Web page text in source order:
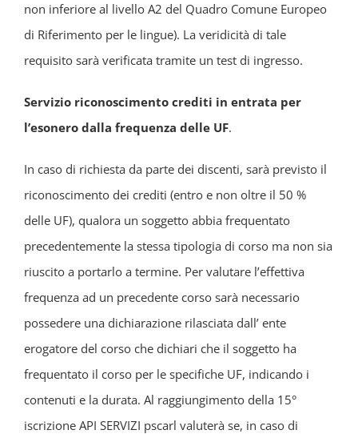
non inferiore al livello A2 del Quadro Comune Europeo
di Riferimento per le lingue). La veridicità di tale
requisito sarà verificata tramite un test di ingresso.
Servizio riconoscimento crediti in entrata per
l’esonero dalla frequenza delle UF.
In caso di richiesta da parte dei discenti, sarà previsto il
riconoscimento dei crediti (entro e non oltre il 50 %
delle UF), qualora un soggetto abbia frequentato
precedentemente la stessa tipologia di corso ma non sia
riuscito a portarlo a termine. Per valutare l’effettiva
frequenza ad un precedente corso sarà necessario
possedere una dichiarazione rilasciata dall’ ente
erogatore del corso che dichiari che il soggetto ha
frequentato il corso per le specifiche UF, indicando i
contenuti e la durata. Al raggiungimento della 15°
iscrizione API SERVIZI pscarl valuterà se, in caso di